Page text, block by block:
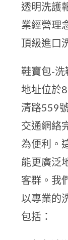
透明洗護
業經營理
頂級進口
鞋寶包-洗
地址位於
清路559
交通網絡
為便利。
能更廣泛
客群。我
以專業的
包括：